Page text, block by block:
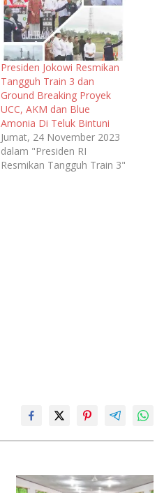
Presiden Jokowi Resmikan
Tangguh Train 3 dan
Ground Breaking Proyek
UCC, AKM dan Blue
Amonia Di Teluk Bintuni
Jumat, 24 November 2023
dalam "Presiden RI
Resmikan Tangguh Train 3"